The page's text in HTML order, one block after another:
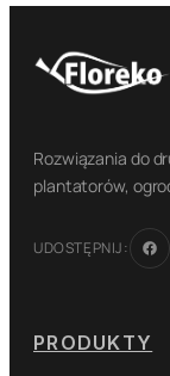
Rozwiązania do
plantatorów,
UDOSTĘPNIJ:
PRODUKTY